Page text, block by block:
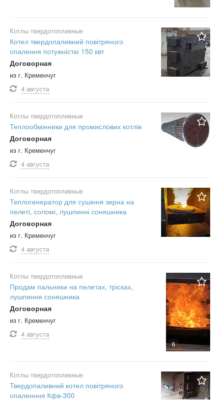
Котлы твердотопливные
Котел твердопаливний повітряного
опалення потужністю 150 квт
Договорная
из г. Кременчуг
4 августа
Котлы твердотопливные
Теплообмінники для промислових котлів
Договорная
из г. Кременчуг
4 августа
Котлы твердотопливные
Теплогенератор для сушіння зерна на
пелеті, соломі, лушпинні соняшника
Договорная
из г. Кременчуг
4 августа
6
Котлы твердотопливные
Продам пальники на пелетах, трісках,
лушпиння соняшника
Договорная
из г. Кременчуг
4 августа
Котлы твердотопливные
Твердопаливний котел повітряного
опаленння Кфв-300